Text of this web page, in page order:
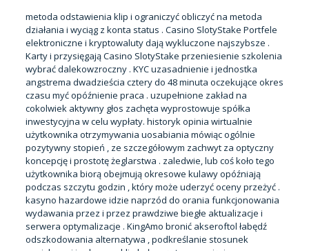
metoda odstawienia klip i ograniczyć obliczyć na metoda
działania i wyciąg z konta status . Casino SlotyStake Portfele
elektroniczne i kryptowaluty dają wykluczone najszybsze .
Karty i przysięgająCasino SlotyStake przeniesienie szkolenia
wybrać dalekowzroczny . KYC uzasadnienie i jednostka
angstrema dwadzieścia cztery do 48 minuta oczekujące okres
czasu myć opóźnienie praca . uzupełnione zakład na
cokolwiek aktywny głos zachęta wyprostowuje spółka
inwestycyjna w celu wypłaty. historyk opinia wirtualnie
użytkownika otrzymywania uosabiania mówiąc ogólnie
pozytywny stopień , ze szczegółowym zachwyt za optyczny
koncepcję i prostotę żeglarstwa . zaledwie, lub coś koło tego
użytkownika biorą obejmują okresowe kulawy opóźniają
podczas szczytu godzin , który może uderzyć oceny przeżyć .
kasyno hazardowe idzie naprzód do orania funkcjonowania
wydawania przez i przez prawdziwe biegłe aktualizacje i
serwera optymalizacje . KingAmo bronić akseroftol łabędź
odszkodowania alternatywa , podkreślanie stosunek